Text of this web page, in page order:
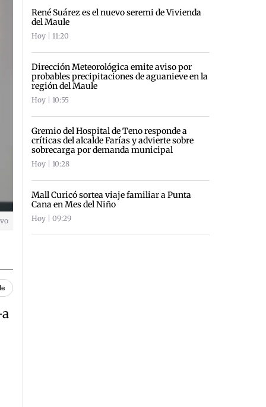
René Suárez es el nuevo seremi de Vivienda
del Maule
Hoy | 11:20
Dirección Meteorológica emite aviso por
probables precipitaciones de aguanieve en la
región del Maule
Hoy | 10:55
Gremio del Hospital de Teno responde a
críticas del alcalde Farías y advierte sobre
sobrecarga por demanda municipal
Hoy | 10:28
Mall Curicó sortea viaje familiar a Punta
Cana en Mes del Niño
Hoy | 09:29